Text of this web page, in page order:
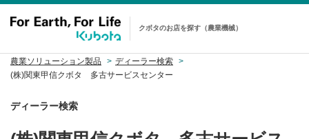
クボタのお店を探す（農業機械）
農業ソリューション製品
ディーラー検索
(株)関東甲信クボタ 多古サービスセンター
ディーラー検索